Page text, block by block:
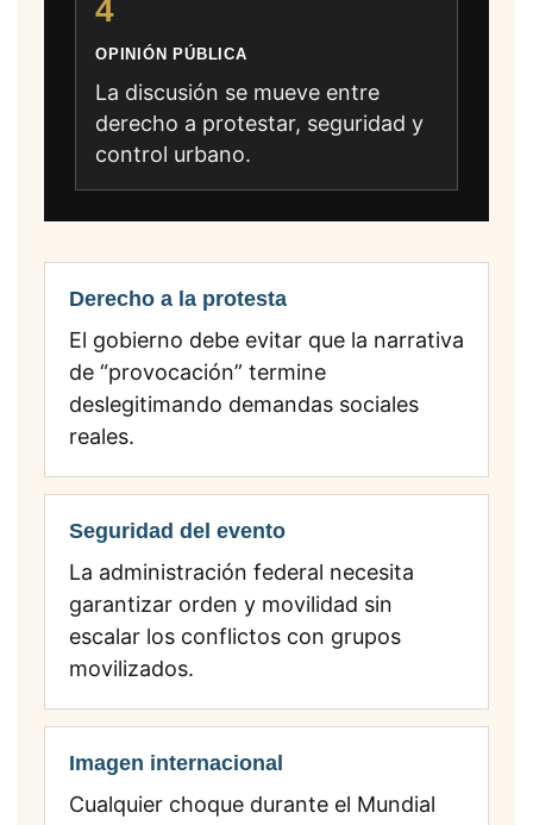
4
OPINIÓN PÚBLICA
La discusión se mueve entre
derecho a protestar, seguridad y
control urbano.
Derecho a la protesta
El gobierno debe evitar que la narrativa
de “provocación” termine
deslegitimando demandas sociales
reales.
Seguridad del evento
La administración federal necesita
garantizar orden y movilidad sin
escalar los conflictos con grupos
movilizados.
Imagen internacional
Cualquier choque durante el Mundial